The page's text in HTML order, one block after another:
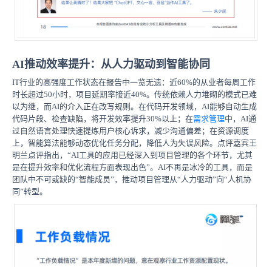
AI推动效率提升：从人力驱动到智能协同
IT行业的高强度工作状态在报告中一览无遗：近60%的从业者每周工作
时长超过50小时，项目延期率接近40%。传统依赖人力堆砌的模式已难
以为继，而AI的介入正在改写规则。在代码开发领域，AI能够自动生成
代码片段、检查缺陷，将开发效率提升30%以上；在需求管理中，AI通
过自然语言处理快速提炼用户核心诉求，减少沟通偏差；在资源调度
上，智能算法能够动态优化任务分配，降低人为失误风险。点评嘉宾王
明兰点评指出，“AI工具的应用已经深入到项目管理的各个环节，尤其
是在提升效率和优化流程方面表现出色”。AI不再是冰冷的工具，而是
团队中不可或缺的“智能成员”，推动项目管理从“人力驱动”向“人机协
同”转型。